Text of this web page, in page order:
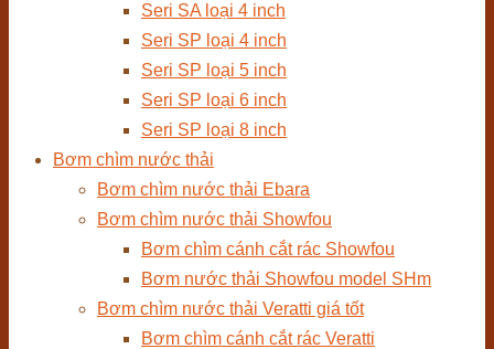
Seri SA loại 4 inch
Seri SP loại 4 inch
Seri SP loại 5 inch
Seri SP loại 6 inch
Seri SP loại 8 inch
Bơm chìm nước thải
Bơm chìm nước thải Ebara
Bơm chìm nước thải Showfou
Bơm chìm cánh cắt rác Showfou
Bơm nước thải Showfou model SHm
Bơm chìm nước thải Veratti giá tốt
Bơm chìm cánh cắt rác Veratti